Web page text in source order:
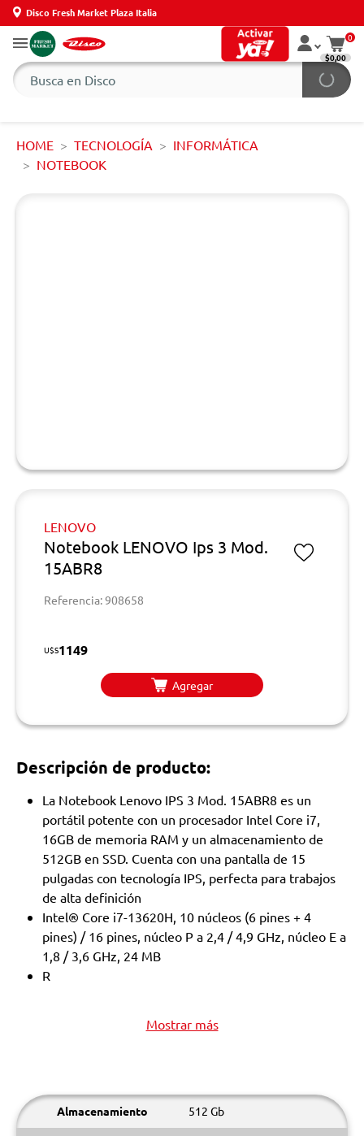
Disco Fresh Market Plaza Italia
0
$0,00
HOME TECNOLOGÍA
INFORMÁTICA
NOTEBOOK
LENOVO
Notebook LENOVO Ips 3 Mod.
15ABR8
Referencia: 908658
U$S1149
Agregar
Descripción de producto:
La Notebook Lenovo IPS 3 Mod. 15ABR8 es un
portátil potente con un procesador Intel Core i7,
16GB de memoria RAM y un almacenamiento de
512GB en SSD. Cuenta con una pantalla de 15
pulgadas con tecnología IPS, perfecta para trabajos
de alta definición
Intel® Core i7-13620H, 10 núcleos (6 pines + 4
pines) / 16 pines, núcleo P a 2,4 / 4,9 GHz, núcleo E a
1,8 / 3,6 GHz, 24 MB
R
Mostrar más
Almacenamiento 512 Gb